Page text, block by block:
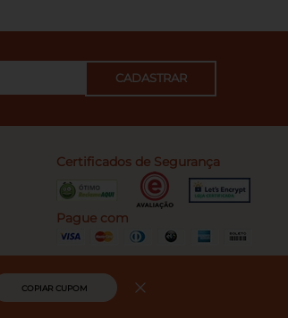
COPIAR CUPOM
CADASTRAR
Certificados de Segurança
Pague com